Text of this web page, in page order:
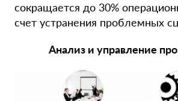
сокращается до 30%
счет устранения проблемных
Анализ и управление